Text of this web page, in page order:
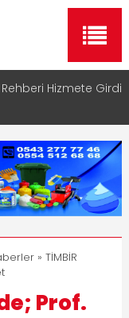
Hizmete Girdi
Başladı | Hızlı ve
Akıllı Haber Platformu
Rota Sepetim
Makam Koltuğunu
Çocuklara Bıraktı
ve Yapay Zeka
Öne Çıkın
» TİMBİR
Prof.